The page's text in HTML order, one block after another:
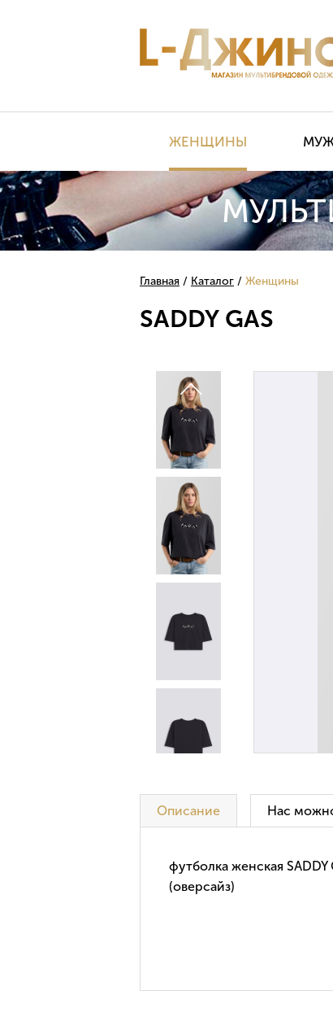
ЖЕНЩИНЫ
Главная Каталог Женщины
SADDY GAS
Описание Нас
футболка женская
(оверсайз)